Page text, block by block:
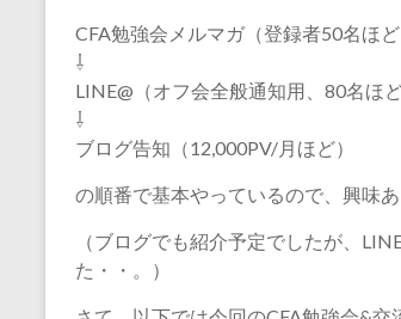
CFA勉強会メルマガ（登録者50名ほど
⇩
LINE@（オフ会全般通知用、80名ほど
⇩
ブログ告知（12,000PV/月ほど）
の順番で基本やっているので、興味
（ブログでも紹介予定でしたが、
た・・。）